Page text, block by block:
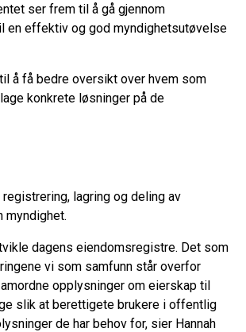
ser frem til å gå gjennom
en effektiv og god myndighetsutøvelse
å få bedre oversikt over hvem som
konkrete løsninger på de
lagring og deling av
myndighet.
dagens eiendomsregistre. Det som
vi som samfunn står overfor
opplysninger om eierskap til
slik at berettigete brukere i offentlig
de har behov for, sier Hannah